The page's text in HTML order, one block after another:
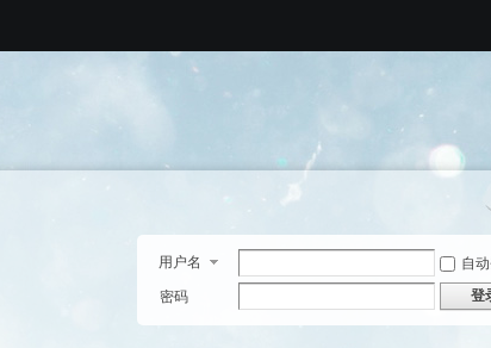
用户名 自
密码
登